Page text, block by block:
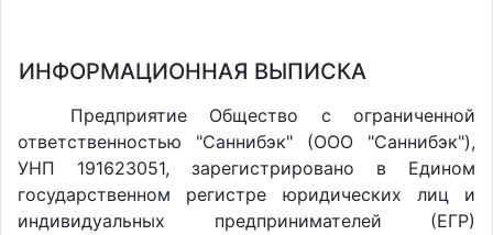
ИНФОРМАЦИОННАЯ ВЫПИСКА
Предприятие Общество с ограниченной
ответственностью "Саннибэк" (ООО "Саннибэк"),
УНП 191623051, зарегистрировано в Едином
государственном регистре юридических лиц и
индивидуальных предпринимателей (ЕГР)